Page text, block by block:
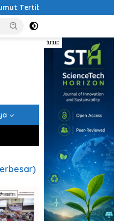
Rumah Dinas di Bekas
tutup